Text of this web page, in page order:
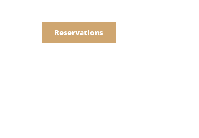
Reservations